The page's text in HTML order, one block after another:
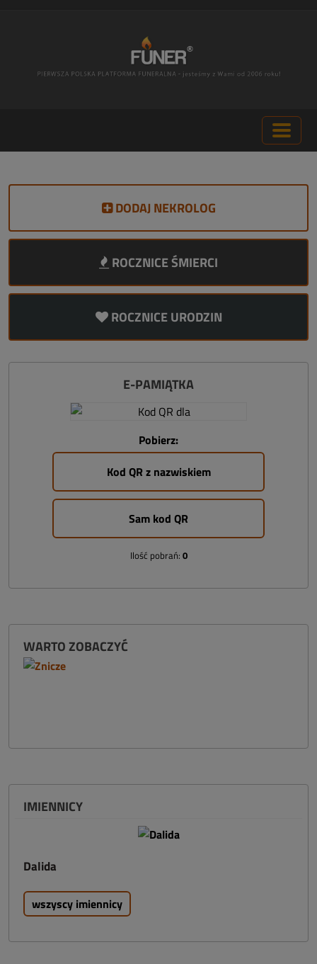
DODAJ NEKROLOG
ROCZNICE ŚMIERCI
ROCZNICE URODZIN
E-PAMIĄTKA
Pobierz:
Kod QR z nazwiskiem
Sam kod QR
Ilość pobrań: 0
WARTO ZOBACZYĆ
IMIENNICY
Dalida
wszyscy imiennicy